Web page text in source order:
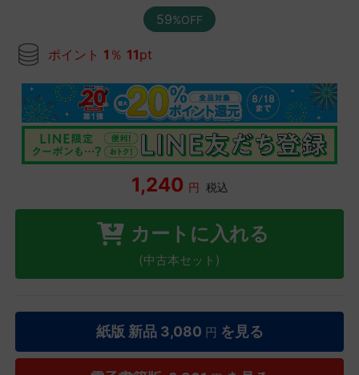
59%OFF
ポイント 1 ％ 11pt
1,240 円 税込
カートに入れる
(中古本セット)
紙版 新品 3,080 円 を見る